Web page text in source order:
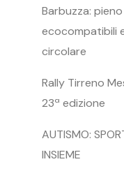
Barbuzza:
ecocompatibili
circolare
Rally Tirreno
23ª edizione
AUTISMO:
INSIEME